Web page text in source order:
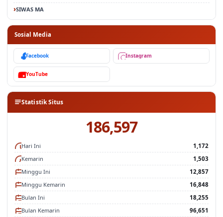
JDIH MA
SIWAS MA
Sosial Media
Facebook
YouTube
Statistik Situs
186,597
Hari Ini
1,172
Kemarin
1,503
Minggu Ini
12,857
Minggu Kemarin
16,848
Bulan Ini
18,255